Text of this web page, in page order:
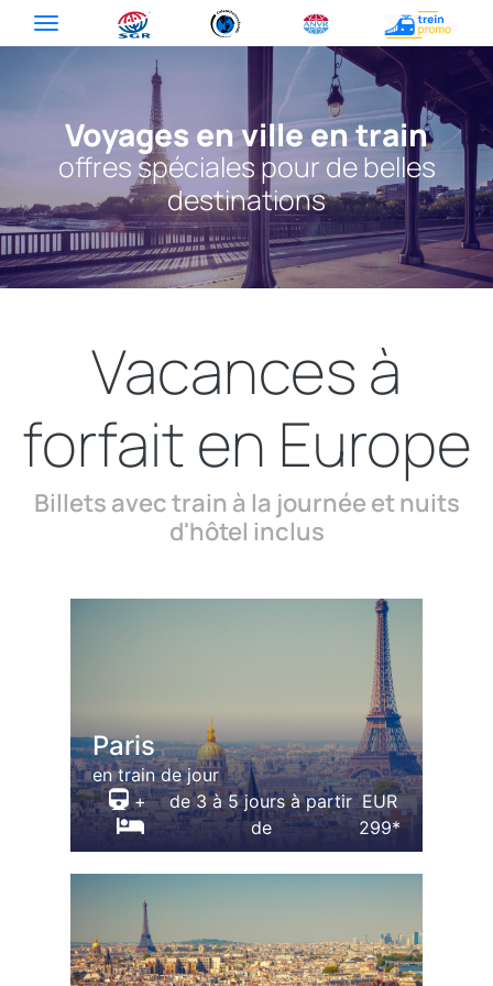
Voyages en ville en train
offres spéciales pour de belles
destinations
Vacances à
forfait en Europe
Billets avec train à la journée et nuits
d'hôtel inclus
Paris
en train de jour
+
de 3 à 5 jours à partir
de
EUR
299*